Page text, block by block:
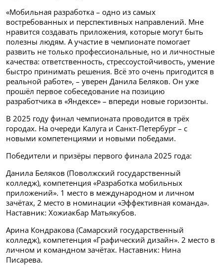
«Мобильная разработка – одно из самых
востребованных и перспективных направлений. Мне
нравится создавать приложения, которые могут быть
полезны людям. А участие в чемпионате помогает
развить не только профессиональные, но и личностные
качества: ответственность, стрессоустойчивость, умение
быстро принимать решения. Всё это очень пригодится в
реальной работе», – уверен Данила Беляков. Он уже
прошёл первое собеседование на позицию
разработчика в «Яндексе» – впереди новые горизонты.
В 2025 году финал чемпионата проводится в трёх
городах. На очереди Калуга и Санкт-Петербург – с
новыми компетенциями и новыми победами.
Победители и призёры первого финала 2025 года:
Данила Беляков (Поволжский государственный
колледж), компетенция «Разработка мобильных
приложений». 1 место в международном и личном
зачётах, 2 место в номинации «Эффективная команда».
Наставник: Хожиакбар Матьякубов.
Арина Кондракова (Самарский государственный
колледж), компетенция «Графический дизайн». 2 место в
личном и командном зачётах. Наставник: Нина
Писарева.